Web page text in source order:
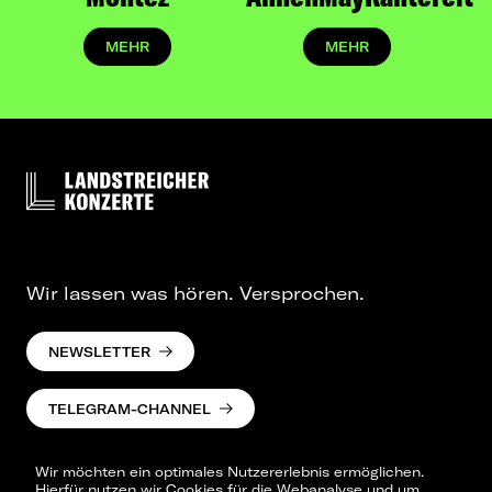
die Reise geht weiter: 2027 kehrt Tom Twers
mit neuer Musik und neuer Tour auf
die Bühnen zurück, um seine Songs noch
MEHR MEHR
Wir möchten ein optimales Nutzererlebnis ermöglichen.
Wir lassen was hören. Versprochen.
NEWSLETTER
TELEGRAM-CHANNEL